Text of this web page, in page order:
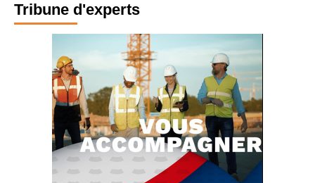
Tribune d'experts